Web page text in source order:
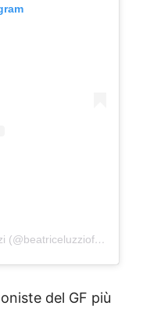
Un post condiviso da Beatrice Luzzi (@beatriceluzziofficial)
del GF più